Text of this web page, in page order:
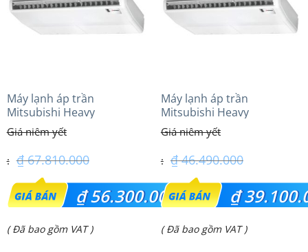
Máy lạnh áp trần
Mitsubishi Heavy
FDE125VG (5.0Hp) Cao cấp
– 3 Pha
₫67.810.000
Giá
gốc
là:
₫56.300.000
Giá
( Đã bao gồm VAT )
Máy lạnh áp trần
Mitsubishi Heavy
FDE100VG (4.0Hp) Cao cấp
– 1 Pha
₫46.490.000
Giá
gốc
là:
₫
Giá
( Đã bao gồm VAT )